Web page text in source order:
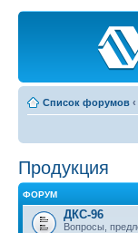
Список форумов ‹
Продукция
ФОРУМ
ДКС-96
Вопросы,